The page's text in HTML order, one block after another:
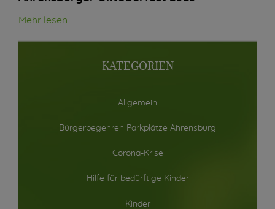
Mehr lesen...
KATEGORIEN
Allgemein
Bürgerbegehren Parkplätze Ahrensburg
Corona-Krise
Hilfe für bedürftige Kinder
Kinder